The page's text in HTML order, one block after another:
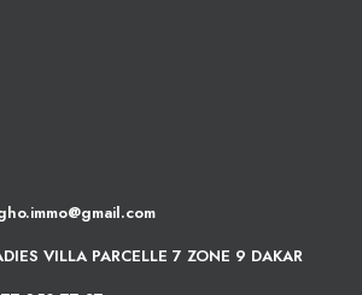
VILLA PARCELLE 7 ZONE 9 DAKAR